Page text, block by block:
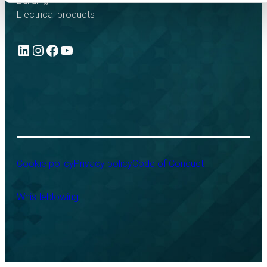
Electrical products
LinkedIn
Instagram
Facebook
YouTube
Cookie policyPrivacy policyCode of Conduct
Whistleblowing